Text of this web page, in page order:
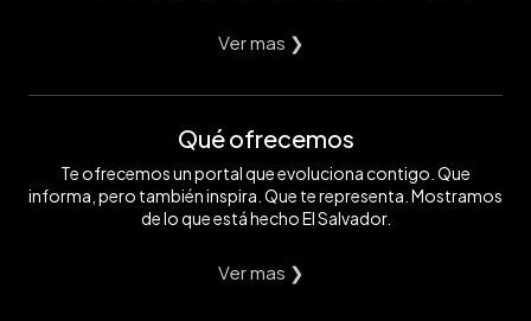
Ver mas ❯
Qué ofrecemos
Te ofrecemos un portal que evoluciona contigo. Que
informa, pero también inspira. Que te representa. Mostramos
de lo que está hecho El Salvador.
Ver mas ❯